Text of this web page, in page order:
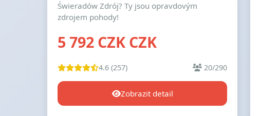
Świeradów Zdrój? Ty jsou opravdovým
zdrojem pohody!
5 792 CZK CZK
4.6 (257) 20/290
Zobrazit detail